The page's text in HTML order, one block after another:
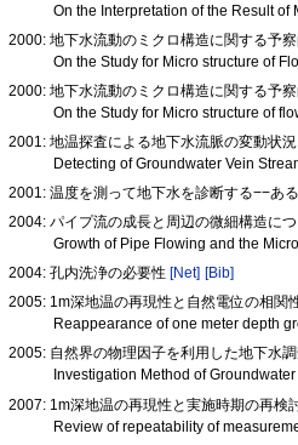
On the Interpretation of the Result
2000: 地下水流動のミクロ構造に関する予
On the Study for Micro structure of
2000: 地下水流動のミクロ構造に関する予
On the Study for Micro structure of
2001: 地温探査による地下水流脈の変動状
Detecting of Groundwater Vein
2001: 温度を測って地下水を診断する−−あ
2004: パイプ流の成長と周辺の微細構造に
Growth of Pipe Flowing and the
2004: 孔内洗浄の必要性 [Net] [Bib]
2005: 1m深地温の再現性と自然電位の相関
Reappearance of one meter depth
2005: 自然界の物理因子を利用した地下水
Investigation Method of
2007: 1m深地温の再現性と実施時期の再
Review of repeatability of